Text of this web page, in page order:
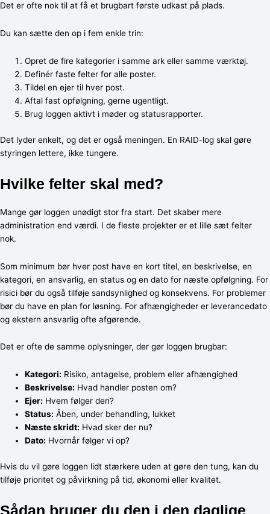
Det er ofte nok til at få et brugbart første udkast på plads.
Du kan sætte den op i fem enkle trin:
Opret de fire kategorier i samme ark eller samme værktøj.
Definér faste felter for alle poster.
Tildel en ejer til hver post.
Aftal fast opfølgning, gerne ugentligt.
Brug loggen aktivt i møder og statusrapporter.
Det lyder enkelt, og det er også meningen. En RAID-log skal gøre
styringen lettere, ikke tungere.
Hvilke felter skal med?
Mange gør loggen unødigt stor fra start. Det skaber mere
administration end værdi. I de fleste projekter er et lille sæt felter
nok.
Som minimum bør hver post have en kort titel, en beskrivelse, en
kategori, en ansvarlig, en status og en dato for næste opfølgning. For
risici bør du også tilføje sandsynlighed og konsekvens. For problemer
bør du have en plan for løsning. For afhængigheder er leverancedato
og ekstern ansvarlig ofte afgørende.
Det er ofte de samme oplysninger, der gør loggen brugbar:
Kategori: Risiko, antagelse, problem eller afhængighed
Beskrivelse: Hvad handler posten om?
Ejer: Hvem følger den?
Status: Åben, under behandling, lukket
Næste skridt: Hvad sker der nu?
Dato: Hvornår følger vi op?
Hvis du vil gøre loggen lidt stærkere uden at gøre den tung, kan du
tilføje prioritet og påvirkning på tid, økonomi eller kvalitet.
Sådan bruger du den i den daglige